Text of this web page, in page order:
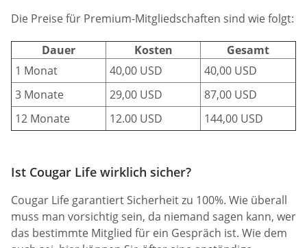
Die Preise für Premium-Mitgliedschaften sind wie folgt:
Dauer Kosten
Gesamt
1 Monat
40,00 USD
40,00 USD
3 Monate
29,00 USD
87,00 USD
12 Monate
12.00 USD 144,00 USD
Ist Cougar Life wirklich sicher?
Cougar Life garantiert Sicherheit zu 100%. Wie überall
muss man vorsichtig sein, da niemand sagen kann, wer
das bestimmte Mitglied für ein Gespräch ist. Wie dem